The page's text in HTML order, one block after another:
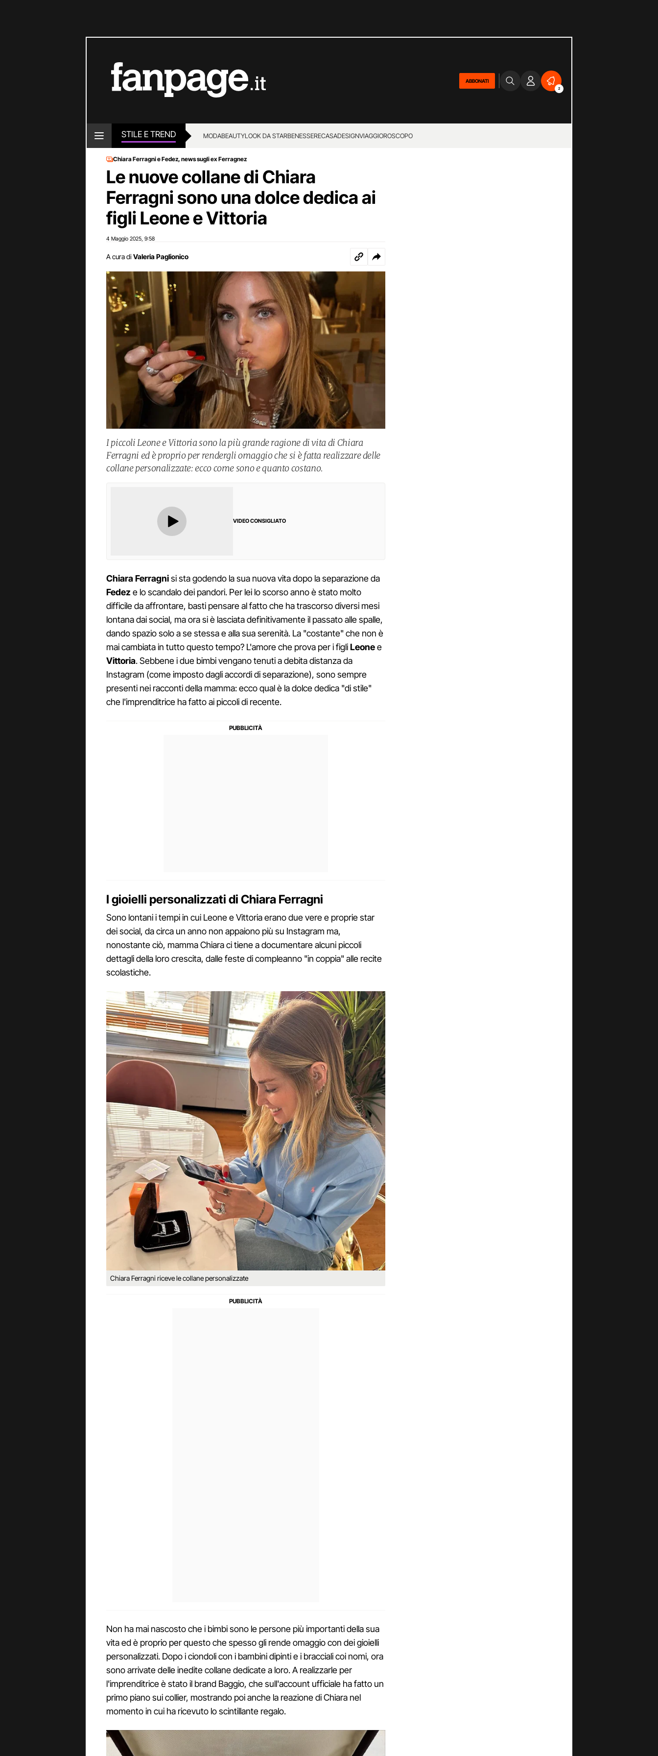
ABBONATI
2
STILE E TREND MODABEAUTYLOOK DA STARBENESSERECASADESIGNVIAGGIOROSCOPO
Chiara Ferragni e Fedez, news sugli ex Ferragnez
Le nuove collane di Chiara
Ferragni sono una dolce dedica ai
figli Leone e Vittoria
4 Maggio 2025 9:58
A cura di Valeria Paglionico
I piccoli Leone e Vittoria sono la più grande ragione di vita di Chiara
Ferragni ed è proprio per rendergli omaggio che si è fatta realizzare delle
collane personalizzate: ecco come sono e quanto costano.
VIDEO CONSIGLIATO
Chiara Ferragnisi sta godendo la sua nuova vita dopo la separazione da
Fedez e lo scandalo dei pandori. Per lei lo scorso anno è stato molto
difficile da affrontare, basti pensare al fatto che ha trascorso diversi mesi
lontana dai social, ma ora si è lasciata definitivamente il passato alle spalle,
dando spazio solo a se stessa e alla sua serenità. La "costante" che non è
mai cambiata in tutto questo tempo? L'amore che prova per i figliLeonee
Vittoria. Sebbene i due bimbi vengano tenuti a debita distanza da
Instagram (come imposto dagli accordi di separazione), sono sempre
presenti nei racconti della mamma: ecco qual è la dolce dedica "di stile"
che l'imprenditrice ha fatto ai piccoli di recente.
I gioielli personalizzati di Chiara Ferragni
Sono lontani i tempi in cui Leone e Vittoria erano due vere e proprie star
dei social, da circa un anno non appaiono più su Instagram ma,
nonostante ciò, mamma Chiara ci tiene a documentare alcuni piccoli
dettagli della loro crescita, dalle feste di compleanno "in coppia" alle recite
scolastiche.
Chiara Ferragni riceve le collane personalizzate
Non ha mai nascosto che i bimbi sono le persone più importanti della sua
vita ed è proprio per questo che spesso gli rende omaggio con dei gioielli
personalizzati. Dopo i ciondoli con i bambini dipinti e i bracciali coi nomi, ora
sono arrivate delle inedite collane dedicate a loro. A realizzarle per
l'imprenditrice è stato il brand Baggio, che sull'account ufficiale ha fatto un
primo piano sui collier, mostrando poi anche la reazione di Chiara nel
momento in cui ha ricevuto lo scintillante regalo.